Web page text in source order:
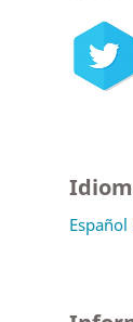
Español